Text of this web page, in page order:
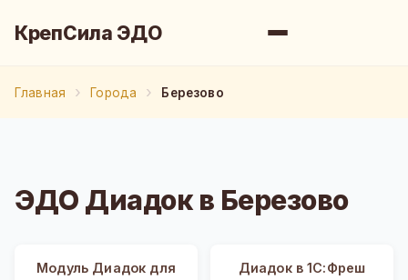
КрепСила ЭДО
Главная Города Березово
ЭДО Диадок в Березово
Модуль Диадок для
Диадок в 1С:Фреш